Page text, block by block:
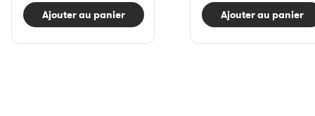
Ajouter au panier Ajouter au panier